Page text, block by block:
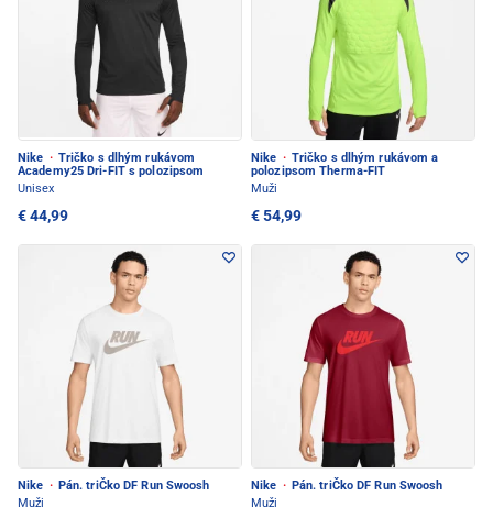
Nike · Tričko s dlhým rukávom
Academy25 Dri-FIT s polozipsom
Unisex
€ 44,99
Nike · Tričko s dlhým rukávom a
polozipsom Therma-FIT
Muži
€ 54,99
Nike · Pán. triČko DF Run Swoosh
Muži
Nike · Pán. triČko DF Run Swoosh
Muži